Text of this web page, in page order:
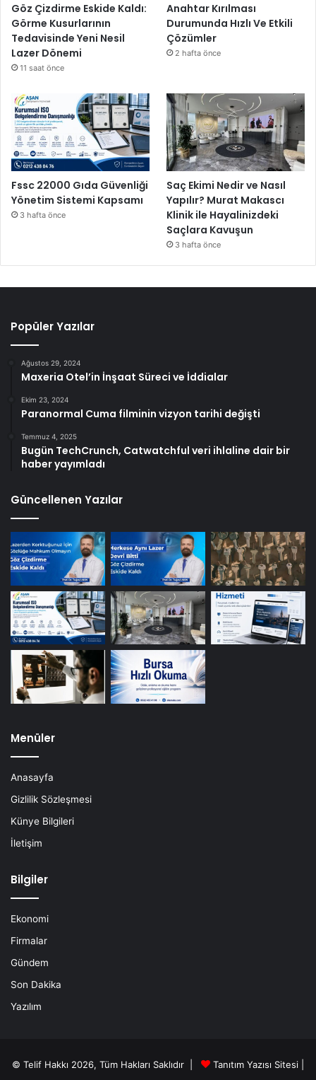
Göz Çizdirme Eskide Kaldı:
Görme Kusurlarının
Tedavisinde Yeni Nesil
Lazer Dönemi
11 saat önce
Anahtar Kırılması
Durumunda Hızlı Ve Etkili
Çözümler
2 hafta önce
Fssc 22000 Gıda Güvenliği
Yönetim Sistemi Kapsamı
3 hafta önce
Saç Ekimi Nedir ve Nasıl
Yapılır? Murat Makascı
Klinik ile Hayalinizdeki
Saçlara Kavuşun
3 hafta önce
Popüler Yazılar
Ağustos 29, 2024
Maxeria Otel’in İnşaat Süreci ve İddialar
Ekim 23, 2024
Paranormal Cuma filminin vizyon tarihi değişti
Temmuz 4, 2025
Bugün TechCrunch, Catwatchful veri ihlaline dair bir
haber yayımladı
Güncellenen Yazılar
Menüler
Anasayfa
Gizlilik Sözleşmesi
Künye Bilgileri
İletişim
Bilgiler
Ekonomi
Firmalar
Gündem
Son Dakika
Yazılım
© Telif Hakkı 2026, Tüm Hakları Saklıdır | Tanıtım Yazısı Sitesi |